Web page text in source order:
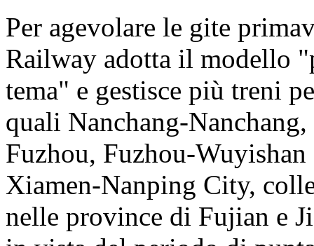
Per agevolare le gite
Railway adotta il modello
tema" e gestisce più treni
quali Nanchang-
Fuzhou, Fuzhou-
Xiamen-Nanping City,
nelle province di Fujian e